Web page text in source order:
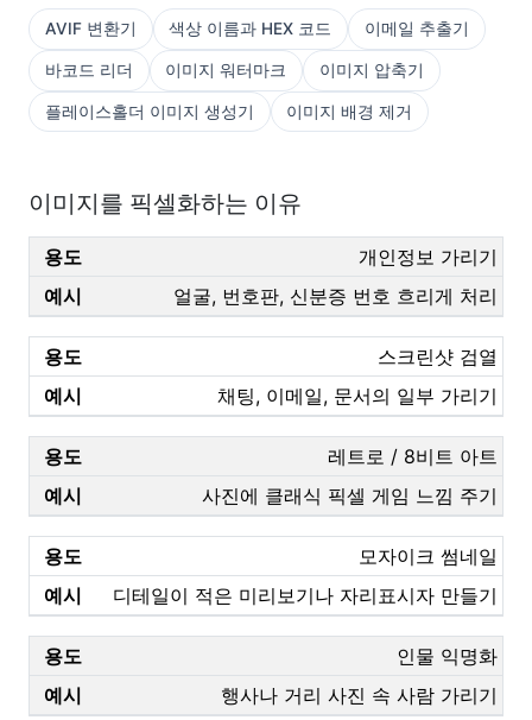
AVIF 변환기 색상 이름과 HEX 코드 이메일 추출기
바코드 리더 이미지 워터마크 이미지 압축기
플레이스홀더 이미지 생성기 이미지 배경 제거
이미지를 픽셀화하는 이유
개인정보 가리기
얼굴, 번호판, 신분증 번호 흐리게 처리
스크린샷 검열
채팅, 이메일, 문서의 일부 가리기
레트로 / 8비트 아트
사진에 클래식 픽셀 게임 느낌 주기
모자이크 썸네일
디테일이 적은 미리보기나 자리표시자 만들기
인물 익명화
행사나 거리 사진 속 사람 가리기